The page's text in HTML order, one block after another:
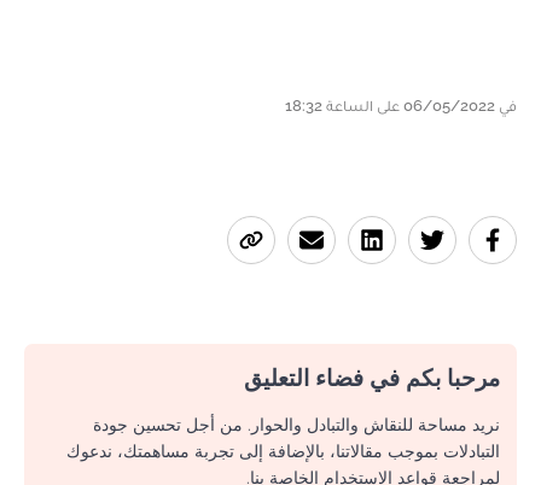
في 06/05/2022 على الساعة 18:32
مرحبا بكم في فضاء التعليق
نريد مساحة للنقاش والتبادل والحوار. من أجل تحسين جودة
التبادلات بموجب مقالاتنا، بالإضافة إلى تجربة مساهمتك، ندعوك
لمراجعة قواعد الاستخدام الخاصة بنا.